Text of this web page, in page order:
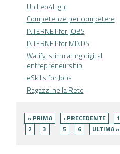
UniLeo4Light
Competenze per competere
INTERNET for JOBS
INTERNET for MINDS
Watify, stimulating digital
entrepreneurship
eSkills for Jobs
Ragazzi nella Rete
« PRIMA ‹ PRECEDENTE
1
2
3 5 6 ULTIMA »